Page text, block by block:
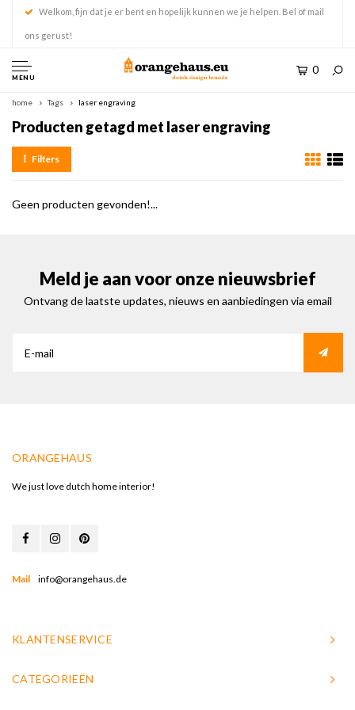
Welkom, fijn dat je er bent en hopelijk kunnen we je helpen. Bel of mail
ons gerust!
MENU
0
home Tags laser engraving
Producten getagd met laser engraving
Filters
Geen producten gevonden!...
Meld je aan voor onze nieuwsbrief
Ontvang de laatste updates, nieuws en aanbiedingen via email
ORANGEHAUS
We just love dutch home interior!
Mail info@orangehaus.de
KLANTENSERVICE
CATEGORIEËN